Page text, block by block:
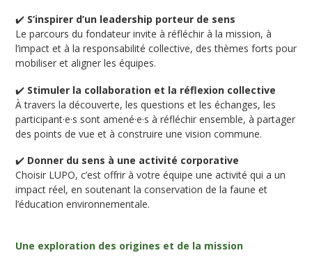
✔️ S’inspirer d’un leadership porteur de sens
Le parcours du fondateur invite à réfléchir à la mission, à
l’impact et à la responsabilité collective, des thèmes forts pour
mobiliser et aligner les équipes.
✔️ Stimuler la collaboration et la réflexion collective
À travers la découverte, les questions et les échanges, les
participant·e·s sont amené·e·s à réfléchir ensemble, à partager
des points de vue et à construire une vision commune.
✔️ Donner du sens à une activité corporative
Choisir LUPO, c’est offrir à votre équipe une activité qui a un
impact réel, en soutenant la conservation de la faune et
l’éducation environnementale.
Une exploration des origines et de la mission